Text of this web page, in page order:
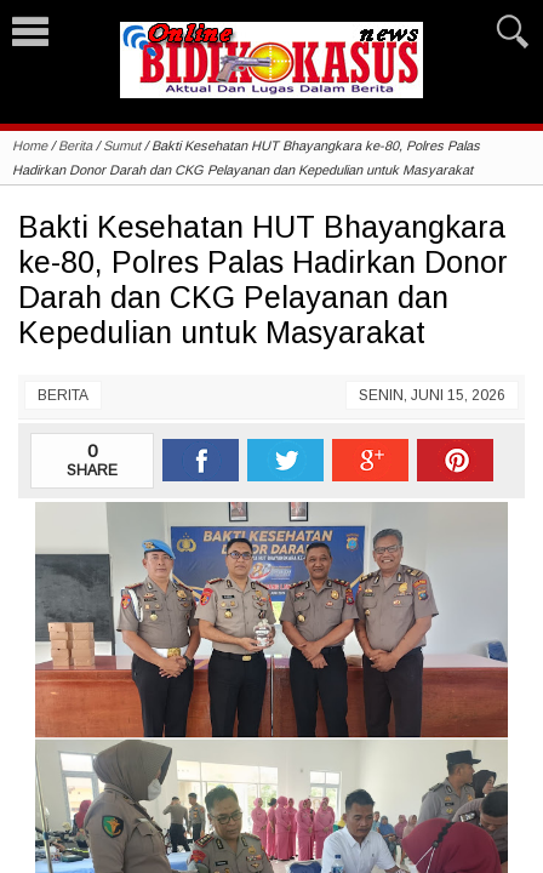
Home/Berita/Sumut/Bakti Kesehatan HUT Bhayangkara ke-80, Polres Palas
Hadirkan Donor Darah dan CKG Pelayanan dan Kepedulian untuk Masyarakat
Bakti Kesehatan HUT Bhayangkara
ke-80, Polres Palas Hadirkan Donor
Darah dan CKG Pelayanan dan
Kepedulian untuk Masyarakat
BERITA SENIN, JUNI 15, 2026
0
SHARE